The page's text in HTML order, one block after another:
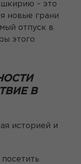
– это
новые грани
отпуск в
этого
В
историей и